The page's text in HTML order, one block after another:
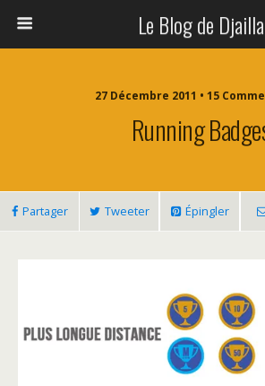
Le Blog de Djailla
27 Décembre 2011 • 15
Running
Partager Tweeter Épingler